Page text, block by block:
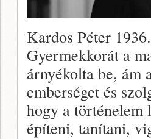
Kardos Péter
Gyermekkorát a
árnyékolta be, ám
emberséget és
hogy a történelem
építeni, tanítani,